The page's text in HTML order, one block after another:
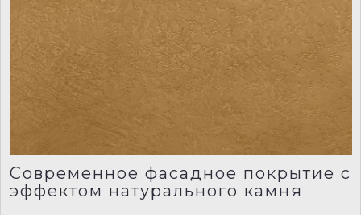
Современное фасадное покрытие с
эффектом натурального камня